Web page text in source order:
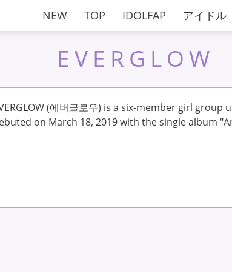
NEW TOP IDOLFAP アイドル
EVERGLOW
(에버글로우) is a six-member girl
on March 18, 2019 with the single album